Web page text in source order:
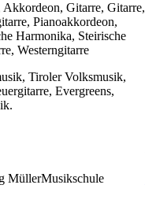
Gitarre, Gitarre,
Pianoakkordeon,
Harmonika, Steirische
Westerngitarre
Tiroler Volksmusik,
Evergreens,
Musikschule